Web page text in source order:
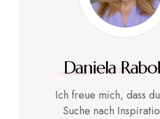
Daniela
Ich freue mich, dass
Suche nach